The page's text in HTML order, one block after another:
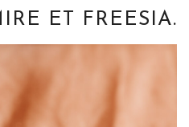
ET FREESIA.